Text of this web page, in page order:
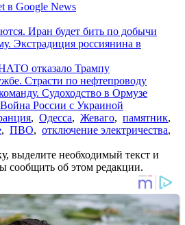
в Google News
Иран будет бить по добычи
Экстрадиция россиянина в
отказало Трампу
Страсти по нефтепроводу
Судоходство в Ормузе
Война России с Украиной
, Одесса, Жеваго, памятник,
, ПВО, отключение электричества,
выделите необходимый текст и
сообщить об этом редакции.